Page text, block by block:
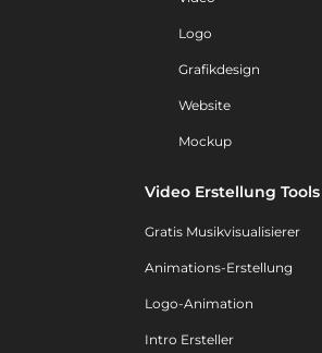
Logo
Grafikdesign
Website
Mockup
Video Erstellung Tools
Gratis Musikvisualisierer
Animations-Erstellung
Logo-Animation
Intro Ersteller